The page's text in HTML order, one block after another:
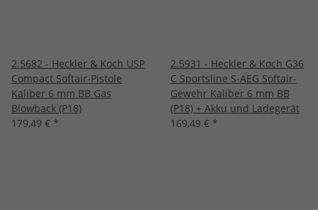
2.5682 - Heckler & Koch USP
Compact Softair-Pistole
Kaliber 6 mm BB Gas
Blowback (P18)
179,49 € *
2.5931 - Heckler & Koch G36
C Sportsline S-AEG Softair-
Gewehr Kaliber 6 mm BB
(P18) + Akku und Ladegerät
169,49 € *